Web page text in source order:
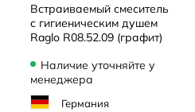
Встраиваемый смеситель
с гигиеническим душем
Raglo R08.52.09 (графит)
Наличие уточняйте у
менеджера
Германия